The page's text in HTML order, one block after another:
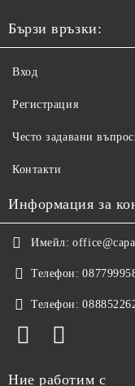
Бързи връзки:
Вход
Регистрация
Често задавани
Контакти
Информация за
Имейл:
Телефон:
Телефон:
Ние работим с